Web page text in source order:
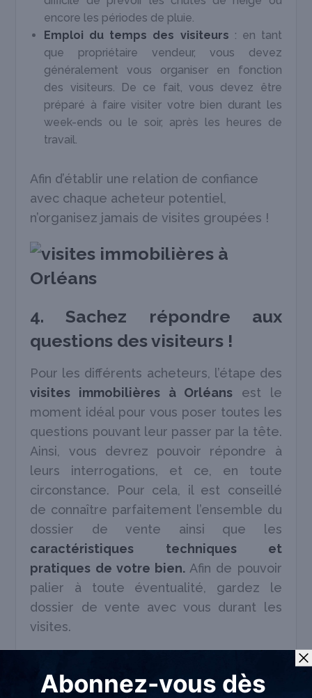
encore les périodes de pluie.
Emploi du temps des visiteurs : en tant
que propriétaire vendeur, vous devez
généralement vous organiser en fonction
des visiteurs. De ce fait, vous devez être
préparé à faire visiter votre bien durant les
week-ends ou le soir, après les heures de
travail.
Afin d’établir une relation de confiance
avec chaque acheteur potentiel,
n’organisez jamais de visites groupées !
4. Sachez répondre aux
questions des visiteurs !
Pour les différents acheteurs, l’étape des
visites immobilières à Orléans est le
moment idéal pour vous poser toutes les
questions pouvant leur passer par la tête.
Ainsi, vous devrez pouvoir répondre à
leurs interrogations, et ce, en toute
circonstance. Pour cela, il est conseillé
de connaître parfaitement l’ensemble du
dossier de vente ainsi que les
caractéristiques techniques et
pratiques de votre bien. Afin de pouvoir
palier à toute éventualité, gardez le
dossier de vente avec vous durant les
visites.
quartier